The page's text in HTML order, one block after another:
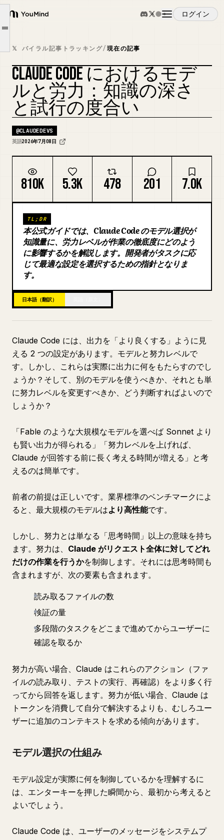
YouMind
ログイン
概要
ユースケース
スキル
プロンプト
ダウンロード
ブログ
更新情報
努力の仕組み
努力、モデル、トークン消費量
𝕏 バイラル記事トラッキング/現在の記事
カバーをリミックス
CLAUDE CODE におけるモデ
ルと労力：知識の深さ
と試行の度合い
@CLAUDEDEVS
英語2026年7月08日
810K 5.3K 478 201 7.0K
TL;DR
本公式ガイドでは、Claude Code のモデル選択が
知識量に、労力レベルが作業の徹底度にどのよう
に影響するかを解説します。開発者がタスクに応
じて最適な設定を選択するための指針となりま
す。
日本語（翻訳）
Claude Code には、出力を「より良くする」ように見
える 2 つの設定があります。モデルと努力レベルで
す。しかし、これらは実際に出力に何をもたらすのでし
ょうか？そして、別のモデルを使うべきか、それとも単
に努力レベルを変更すべきか、どう判断すればよいので
しょうか？
「Fable のような大規模なモデルを選べば Sonnet より
も賢い出力が得られる」「努力レベルを上げれば、
Claude が回答する前に長く考える時間が増える」と考
えるのは簡単です。
前者の前提は正しいです。業界標準のベンチマークによ
ると、最大規模のモデルはより高性能です。
しかし、努力とは単なる「思考時間」以上の意味を持ち
ます。努力は、 Claude がリクエスト全体に対してどれ
だけの作業を行うかを制御します。それには思考時間も
含まれますが、次の要素も含まれます。
読み取るファイルの数
検証の量
多段階のタスクをどこまで進めてからユーザーに
確認を取るか
努力が高い場合、Claude はこれらのアクション（ファ
イルの読み取り、テストの実行、再確認）をより多く行
ってから回答を返します。努力が低い場合、Claude は
トークンを消費して自分で解決するよりも、むしろユー
ザーに追加のコンテキストを求める傾向があります。
モデル選択の仕組み
モデル設定が実際に何を制御しているかを理解するに
は、エンターキーを押した瞬間から、最初から考えると
よいでしょう。
Claude Code は、ユーザーのメッセージをシステムプ